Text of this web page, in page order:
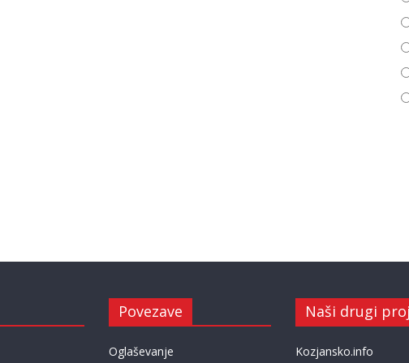
Povezave
Oglaševanje
Naši drugi
Kozjansko.info